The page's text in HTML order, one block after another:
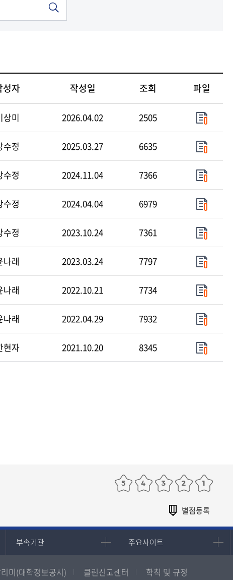
성자 작성일 조회 파일
상미 2026.04.02 2505
수정 2025.03.27 6635
수정 2024.11.04 7366
수정 2024.04.04 6979
수정 2023.10.24 7361
나래 2023.03.24 7797
나래 2022.10.21 7734
나래 2022.04.29 7932
현자 2021.10.20 8345
부속기관
부속기관
원격교육혁신연구원
주요사이트
주요사이트
진로심리상담
미(대학정보공시) 클린신고센터 학칙 및 규정